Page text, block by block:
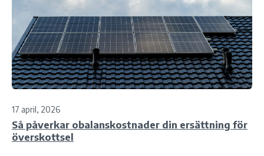
17 april, 2026
Så påverkar obalanskostnader din ersättning för
överskottsel